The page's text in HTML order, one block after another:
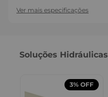
Ver mais especificações
Soluções Hidráulicas
3% OFF